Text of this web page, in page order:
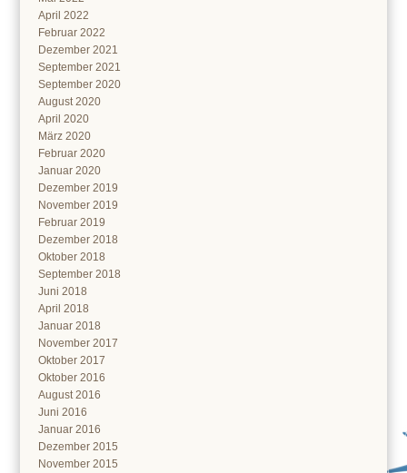
April 2022
Februar 2022
Dezember 2021
September 2021
September 2020
August 2020
April 2020
März 2020
Februar 2020
Januar 2020
Dezember 2019
November 2019
Februar 2019
Dezember 2018
Oktober 2018
September 2018
Juni 2018
April 2018
Januar 2018
November 2017
Oktober 2017
Oktober 2016
August 2016
Juni 2016
Januar 2016
Dezember 2015
November 2015